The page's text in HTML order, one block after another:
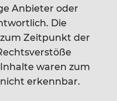
Anbieter oder
Die
Zeitpunkt der
waren zum
erkennbar.